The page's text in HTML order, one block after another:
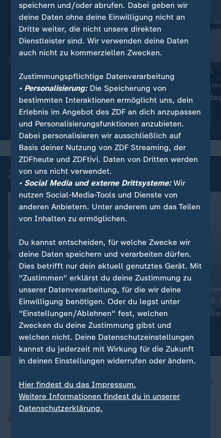
Nachrichten | heute 19:00 Uhr
Diskussion um bessere
Drohnenabwehr
Video1:53
Nachrichten | heute
Ermittlungen
Video1:37
Zuletzt auf ZDFheute veröffentlicht
Liveblog
Aktuelle Entwicklungen:
Iran-Krieg und Nahost-
Konflikt: Alle Nachrichten im
Liveblog
US-Midterms in
Abdul El-Sayed:
Hoffnung für die
mit Video
nach oben
speichern und/oder abrufen. Dabei geben wir
deine Daten ohne deine Einwilligung nicht an
Dritte weiter, die nicht unsere direkten
Dienstleister sind. Wir verwenden deine Daten
auch nicht zu kommerziellen Zwecken.
Zustimmungspflichtige Datenverarbeitung
• Personalisierung:Die Speicherung von
bestimmten Interaktionen ermöglicht uns, dein
Erlebnis im Angebot des ZDF an dich anzupassen
und Personalisierungsfunktionen anzubieten.
Dabei personalisieren wir ausschließlich auf
Basis deiner Nutzung von ZDF Streaming, der
ZDFheute und ZDFtivi. Daten von Dritten werden
von uns nicht verwendet.
• Social Media und externe Drittsysteme:Wir
nutzen Social-Media-Tools und Dienste von
anderen Anbietern. Unter anderem um das Teilen
von Inhalten zu ermöglichen.
Du kannst entscheiden, für welche Zwecke wir
deine Daten speichern und verarbeiten dürfen.
Dies betrifft nur dein aktuell genutztes Gerät. Mit
"Zustimmen" erklärst du deine Zustimmung zu
unserer Datenverarbeitung, für die wir deine
Einwilligung benötigen. Oder du legst unter
"Einstellungen/Ablehnen" fest, welchen
Zwecken du deine Zustimmung gibst und
welchen nicht. Deine Datenschutzeinstellungen
kannst du jederzeit mit Wirkung für die Zukunft
in deinen Einstellungen widerrufen oder ändern.
Hier findest du das Impressum.
Weitere Informationen findest du in unserer
Datenschutzerklärung.